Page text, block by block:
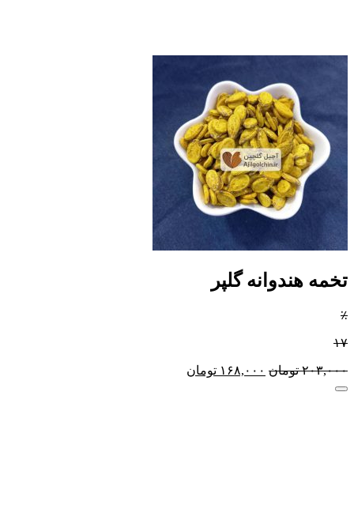
تخمه هندوانه گلپر
٪
۱۷
۲۰۳,۰۰۰ تومان ۱۶۸,۰۰۰ تومان